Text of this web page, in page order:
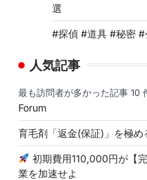
選
#探偵 #道具 #秘密
人気記事
最も訪問者が多かった記事 10
Forum
育毛剤「返金(保証)」を極め
初期費用110,000円が【
業を加速せよ